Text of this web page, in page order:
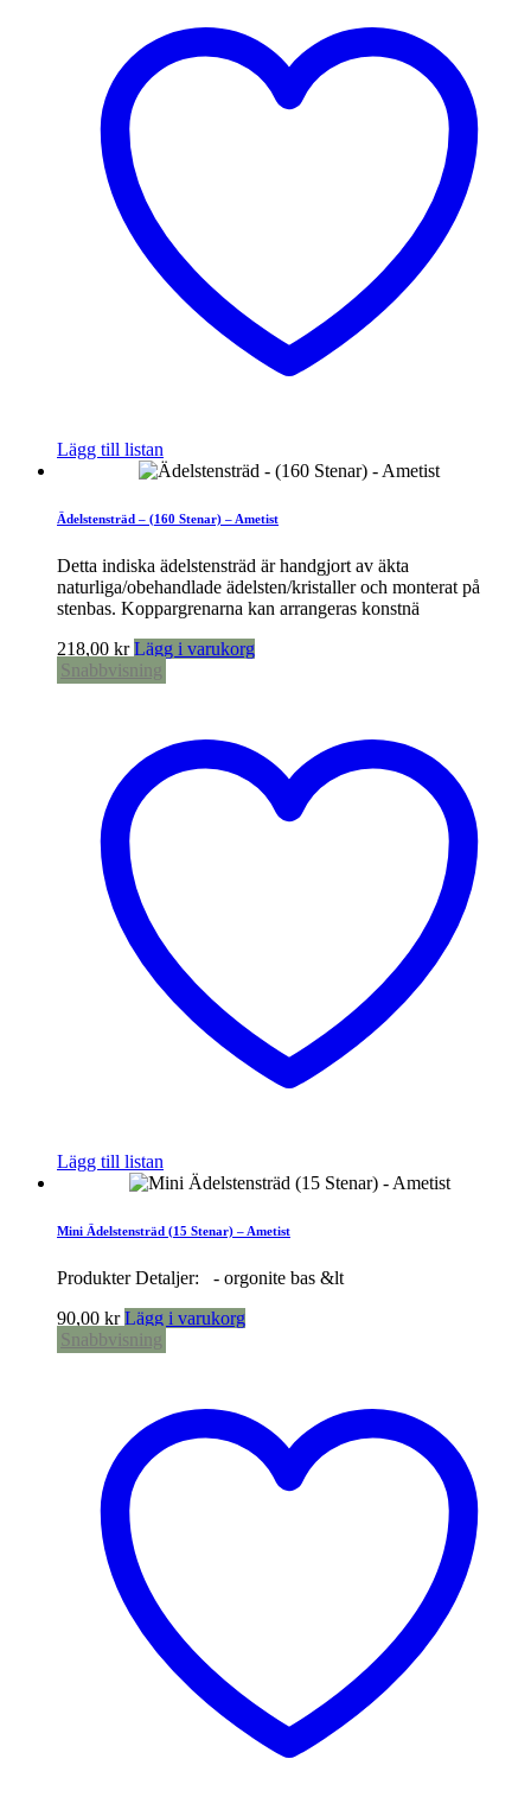
Lägg till listan
Ädelstensträd – (160 Stenar) – Ametist
Detta indiska ädelstensträd är handgjort av äkta
naturliga/obehandlade ädelsten/kristaller och monterat på
stenbas. Koppargrenarna kan arrangeras konstnä
218,00 kr Lägg i varukorg
Snabbvisning
Lägg till listan
Mini Ädelstensträd (15 Stenar) – Ametist
Produkter Detaljer: - orgonite bas &lt
90,00 kr Lägg i varukorg
Snabbvisning